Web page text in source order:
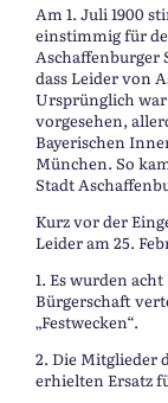
Am 1. Juli 1900
einstimmig für
Aschaffenburger
dass Leider von
Ursprünglich war
vorgesehen,
Bayerischen
München. So
Stadt
Kurz vor der
Leider am 25.
1. Es wurden
Bürgerschaft
„Festwecken“.
2. Die Mitglieder
erhielten Ersatz